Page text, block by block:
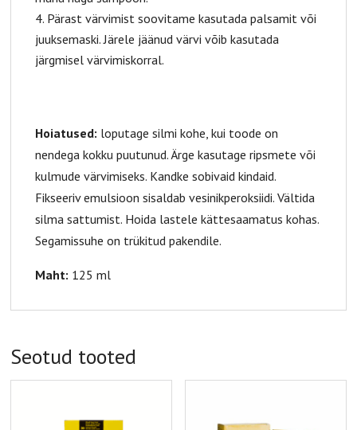
Pärast värvimist soovitame kasutada palsamit või
juuksemaski. Järele jäänud värvi võib kasutada
järgmisel värvimiskorral.
Hoiatused: loputage silmi kohe, kui toode on
nendega kokku puutunud. Ärge kasutage ripsmete või
kulmude värvimiseks. Kandke sobivaid kindaid.
Fikseeriv emulsioon sisaldab vesinikperoksiidi. Vältida
silma sattumist. Hoida lastele kättesaamatus kohas.
Segamissuhe on trükitud pakendile.
Maht: 125 ml
Seotud tooted